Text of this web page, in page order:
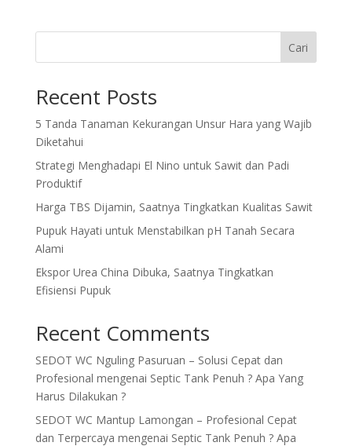
Cari
Recent Posts
5 Tanda Tanaman Kekurangan Unsur Hara yang Wajib
Diketahui
Strategi Menghadapi El Nino untuk Sawit dan Padi
Produktif
Harga TBS Dijamin, Saatnya Tingkatkan Kualitas Sawit
Pupuk Hayati untuk Menstabilkan pH Tanah Secara
Alami
Ekspor Urea China Dibuka, Saatnya Tingkatkan
Efisiensi Pupuk
Recent Comments
SEDOT WC Nguling Pasuruan – Solusi Cepat dan
Profesional mengenai Septic Tank Penuh ? Apa Yang
Harus Dilakukan ?
SEDOT WC Mantup Lamongan – Profesional Cepat
dan Terpercaya mengenai Septic Tank Penuh ? Apa